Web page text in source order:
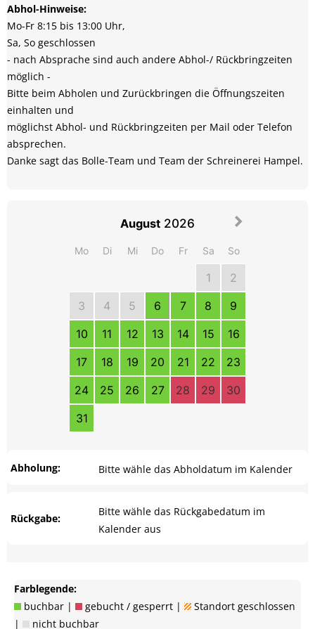
Abhol-Hinweise:
Mo-Fr 8:15 bis 13:00 Uhr,
Sa, So geschlossen
- nach Absprache sind auch andere Abhol-/ Rückbringzeiten
möglich -
Bitte beim Abholen und Zurückbringen die Öffnungszeiten
einhalten und
möglichst Abhol- und Rückbringzeiten per Mail oder Telefon
absprechen.
Danke sagt das Bolle-Team und Team der Schreinerei Hampel.
August 2026
Mo Di Mi Do Fr Sa So
1
2
3
4 5 6 7 8
9
10
11 12 13 14 15
16
17
18 19 20 21 22
23
24
25 26 27 28 29
30
31
Abholung: Bitte wähle das Abholdatum im Kalender
Rückgabe:
Bitte wähle das Rückgabedatum im
Kalender aus
Farblegende:
buchbar |
gebucht / gesperrt |
Standort geschlossen
|
nicht buchbar